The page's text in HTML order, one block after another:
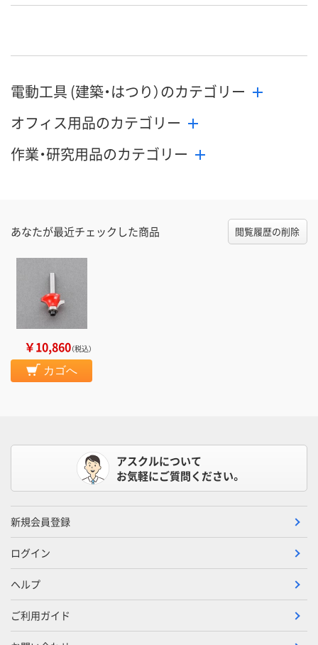
電動工具 (建築・はつり）のカテゴリー
オフィス用品のカテゴリー
作業・研究用品のカテゴリー
あなたが最近チェックした商品 閲覧履歴の削除
￥10,860（税込）
カゴへ
アスクルについて
お気軽にご質問ください。
新規会員登録
ログイン
ヘルプ
ご利用ガイド